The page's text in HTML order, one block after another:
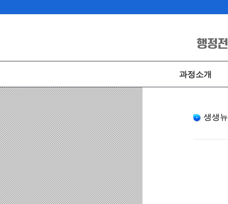
과정소개
생생